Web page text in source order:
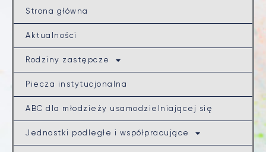
Strona główna
Aktualności
Rodziny zastępcze
Piecza instytucjonalna
ABC dla młodzieży usamodzielniającej się
Jednostki podległe i współpracujące